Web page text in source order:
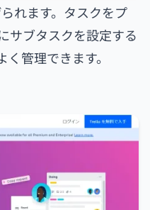
れます。タスクをプ
サブタスクを設定する
管理できます。